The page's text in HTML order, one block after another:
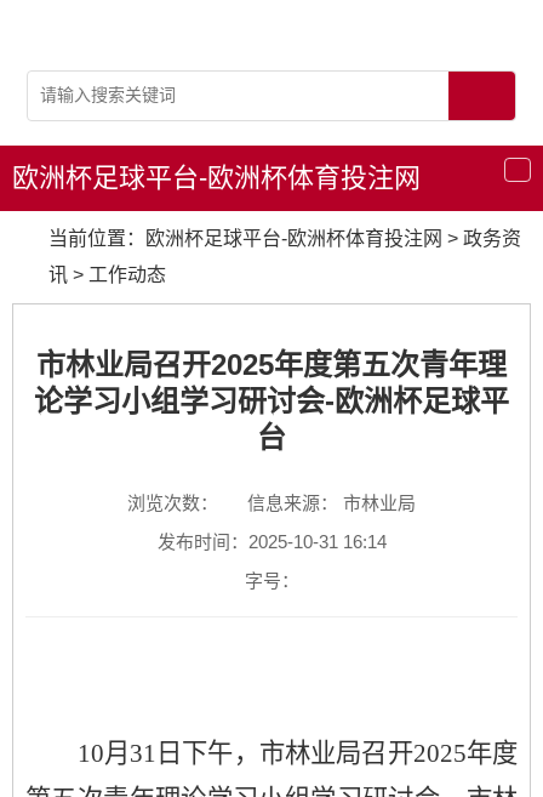
导
航
欧洲杯足球平台-欧洲杯体育投注网
当前位置： 欧洲杯足球平台-欧洲杯体育投注网 > 政务资
讯 > 工作动态
市林业局召开2025年度第五次青年理
论学习小组学习研讨会-欧洲杯足球平
台
浏览次数：
信息来源： 市林业局
发布时间：2025-10-31 16:14
字号：
10月31日下午， 市林业局召开2025年度